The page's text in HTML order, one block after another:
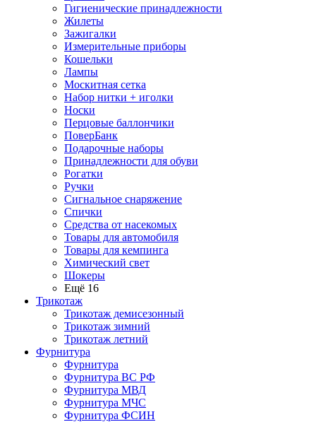
Гигиенические принадлежности
Жилеты
Зажигалки
Измерительные приборы
Кошельки
Лампы
Москитная сетка
Набор нитки + иголки
Носки
Перцовые баллончики
ПоверБанк
Подарочные наборы
Принадлежности для обуви
Рогатки
Ручки
Сигнальное снаряжение
Спички
Средства от насекомых
Товары для автомобиля
Товары для кемпинга
Химический свет
Шокеры
Ещё 16
Трикотаж
Трикотаж демисезонный
Трикотаж зимний
Трикотаж летний
Фурнитура
Фурнитура
Фурнитура ВС РФ
Фурнитура МВД
Фурнитура МЧС
Фурнитура ФСИН